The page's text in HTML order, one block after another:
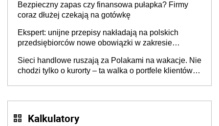
Bezpieczny zapas czy finansowa pułapka? Firmy
coraz dłużej czekają na gotówkę
Ekspert: unijne przepisy nakładają na polskich
przedsiębiorców nowe obowiązki w zakresie
Sieci handlowe ruszają za Polakami na wakacje. Nie
chodzi tylko o kurorty – ta walka o portfele klientów
Kalkulatory